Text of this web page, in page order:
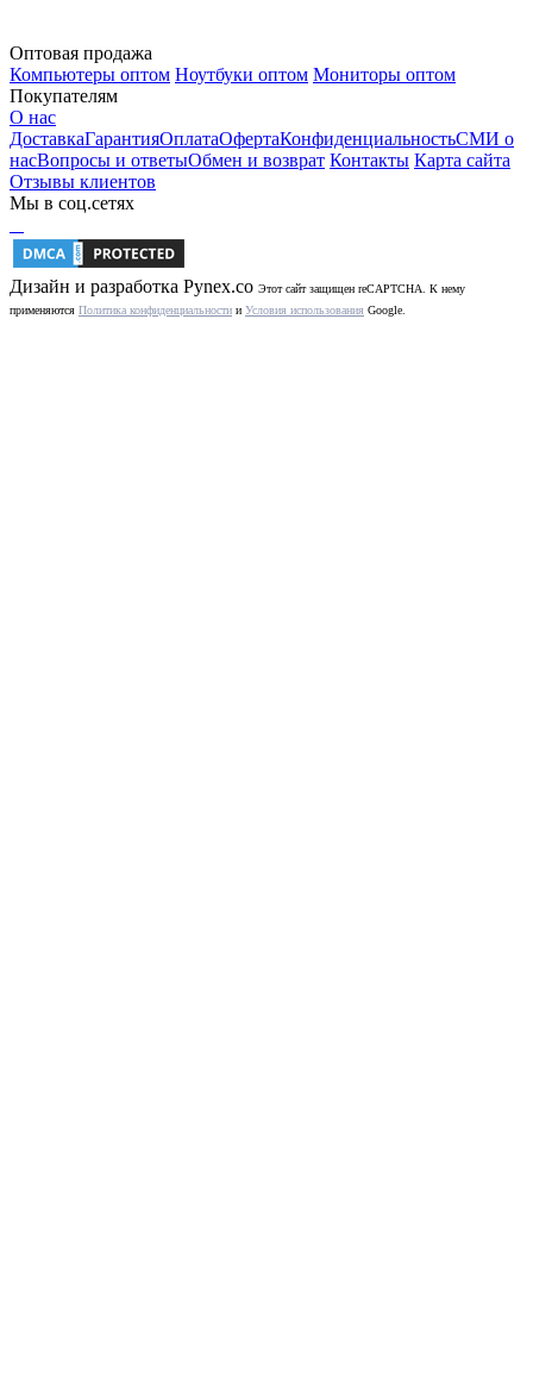
Оптовая продажа
Компьютеры оптом Ноутбуки оптом Мониторы оптом
Покупателям
О нас
ДоставкаГарантияОплатаОфертаКонфиденциальностьСМИ о
насВопросы и ответыОбмен и возврат Контакты Карта сайта
Отзывы клиентов
Мы в соц.сетях
Дизайн и разработка Pynex.co Этот сайт защищен reCAPTCHA. К нему
применяются Политика конфиденциальности и Условия использования Google.